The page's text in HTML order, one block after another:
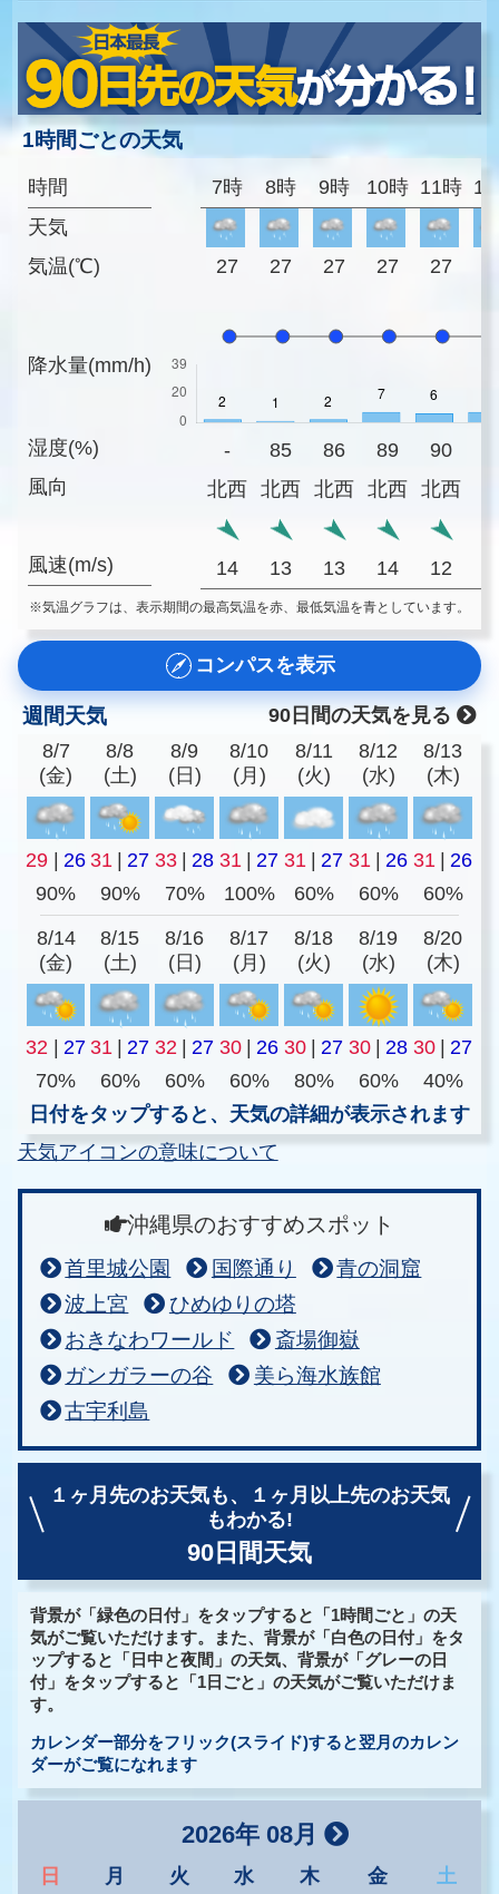
1時間ごとの天気
時間
天気
気温(℃)
降水量(mm/h)
湿度(%)
風向
風速(m/s)
7時 8時 9時 10時 11時
27 27 27 27 27
- 85 86 89 90
北西
北西 北西 北西 北西
14 13 13 14 12
※気温グラフは、表示期間の最高気温を赤、最低気温を青としています。
コンパスを表示
週間天気
90日間の天気を見る
8/7
(金)
8/8
(土)
8/9
(日)
8/10
(月)
8/11
(火)
8/12
(水)
8/13
(木)
29 | 26 31 | 27 33 | 28 31 | 27 31 | 27 31 | 26 31 | 26
90%
90% 70% 100% 60% 60% 60%
8/14
(金)
8/15
(土)
8/16
(日)
8/17
(月)
8/18
(火)
8/19
(水)
8/20
(木)
32 | 27 31 | 27 32 | 27 30 | 26 30 | 27 30 | 28 30 | 27
70%
60% 60% 60% 80% 60%
40%
日付をタップすると、天気の詳細が表示されます
天気アイコンの意味について
沖縄県のおすすめスポット
首里城公園 国際通り
青の洞窟
波上宮
ひめゆりの塔
おきなわワールド
斎場御嶽
ガンガラーの谷
美ら海水族館
古宇利島
１ヶ月先のお天気も、
１ヶ月以上先のお天気
もわかる!
90日間天気
背景が「緑色の日付」をタップすると「1時間ごと」の天
気がご覧いただけます。また、背景が「白色の日付」をタ
ップすると「日中と夜間」の天気、背景が「グレーの日
付」をタップすると「1日ごと」の天気がご覧いただけま
す。
カレンダー部分をフリック(スライド)すると翌月のカレン
ダーがご覧になれます
2026年 08月
日 月 火 水 木 金 土